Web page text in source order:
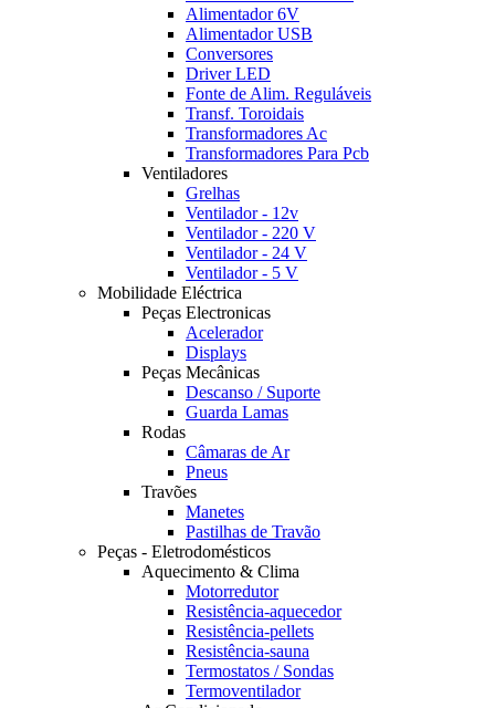
Alimentador 6V
Alimentador USB
Conversores
Driver LED
Fonte de Alim. Reguláveis
Transf. Toroidais
Transformadores Ac
Transformadores Para Pcb
Ventiladores
Grelhas
Ventilador - 12v
Ventilador - 220 V
Ventilador - 24 V
Ventilador - 5 V
Mobilidade Eléctrica
Peças Electronicas
Acelerador
Displays
Peças Mecânicas
Descanso / Suporte
Guarda Lamas
Rodas
Câmaras de Ar
Pneus
Travões
Manetes
Pastilhas de Travão
Peças - Eletrodomésticos
Aquecimento & Clima
Motorredutor
Resistência-aquecedor
Resistência-pellets
Resistência-sauna
Termostatos / Sondas
Termoventilador